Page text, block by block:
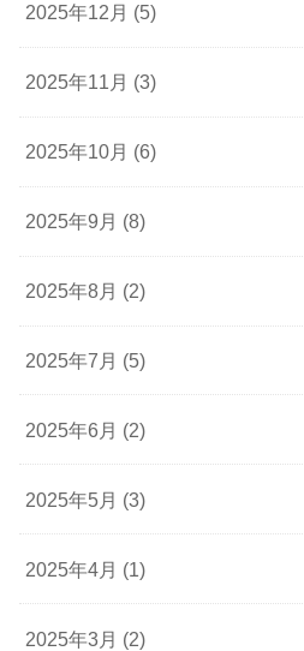
2025年12月 (5)
2025年11月 (3)
2025年10月 (6)
2025年9月 (8)
2025年8月 (2)
2025年7月 (5)
2025年6月 (2)
2025年5月 (3)
2025年4月 (1)
2025年3月 (2)